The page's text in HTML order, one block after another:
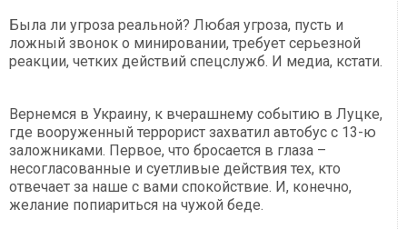
Была ли угроза реальной? Любая угроза, пусть и
ложный звонок о минировании, требует серьезной
реакции, четких действий спецслужб. И медиа, кстати.
Вернемся в Украину, к вчерашнему событию в Луцке,
где вооруженный террорист захватил автобус с 13-ю
заложниками. Первое, что бросается в глаза –
несогласованные и суетливые действия тех, кто
отвечает за наше с вами спокойствие. И, конечно,
желание попиариться на чужой беде.